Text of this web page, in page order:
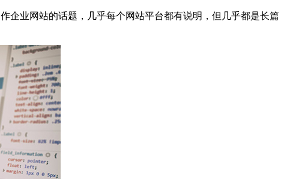
企业网站的话题，几乎每个网站平台都有说明，但几乎都是长篇